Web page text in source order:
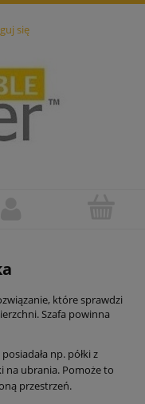
się
które sprawdzi
Szafa powinna
np. półki z
na ubrania. Pomoże to
przestrzeń.